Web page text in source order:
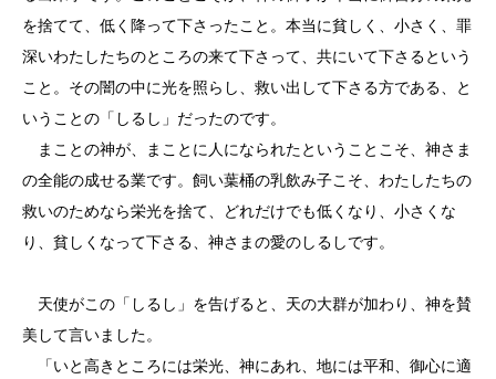
を捨てて、低く降って下さったこと。本当に貧しく、小さく、罪
深いわたしたちのところの来て下さって、共にいて下さるという
こと。その闇の中に光を照らし、救い出して下さる方である、と
いうことの「しるし」だったのです。
まことの神が、まことに人になられたということこそ、神さま
の全能の成せる業です。飼い葉桶の乳飲み子こそ、わたしたちの
救いのためなら栄光を捨て、どれだけでも低くなり、小さくな
り、貧しくなって下さる、神さまの愛のしるしです。
天使がこの「しるし」を告げると、天の大群が加わり、神を賛
美して言いました。
「いと高きところには栄光、神にあれ、地には平和、御心に適